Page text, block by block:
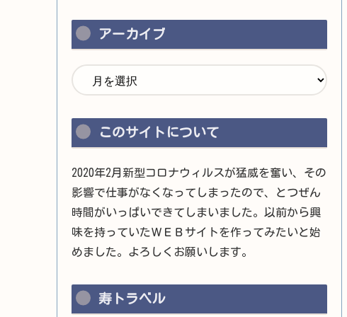
アーカイブ
このサイトについて
2020年2月新型コロナウィルスが猛威を奮い、その
影響で仕事がなくなってしまったので、とつぜん
時間がいっぱいできてしまいました。以前から興
味を持っていたＷＥＢサイトを作ってみたいと始
めました。よろしくお願いします。
寿トラベル